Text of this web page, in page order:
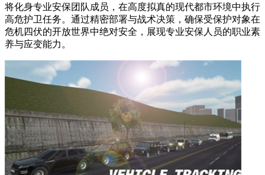
将化身专业安保团队成员，在高度拟真的现代都市环境中执行
高危护卫任务。通过精密部署与战术决策，确保受保护对象在
危机四伏的开放世界中绝对安全，展现专业安保人员的职业素
养与应变能力。